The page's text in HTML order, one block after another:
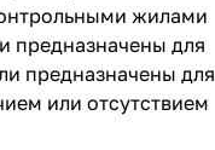
жилами
предназначены для
предназначены для
или отсутствием